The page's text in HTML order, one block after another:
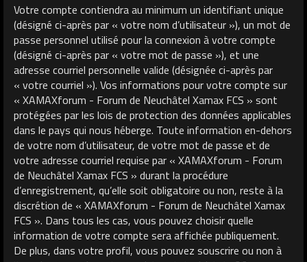
Votre compte contiendra au minimum un identifiant unique
(désigné ci-après par « votre nom d’utilisateur »), un mot de
passe personnel utilisé pour la connexion à votre compte
(désigné ci-après par « votre mot de passe »), et une
adresse courriel personnelle valide (désignée ci-après par
« votre courriel »). Vos informations pour votre compte sur
« XAMAXforum - Forum de Neuchâtel Xamax FCS » sont
protégées par les lois de protection des données applicables
dans le pays qui nous héberge. Toute information en-dehors
de votre nom d’utilisateur, de votre mot de passe et de
votre adresse courriel requise par « XAMAXforum - Forum
de Neuchâtel Xamax FCS » durant la procédure
d’enregistrement, qu’elle soit obligatoire ou non, reste à la
discrétion de « XAMAXforum - Forum de Neuchâtel Xamax
FCS ». Dans tous les cas, vous pouvez choisir quelle
information de votre compte sera affichée publiquement.
De plus, dans votre profil, vous pouvez souscrire ou non à